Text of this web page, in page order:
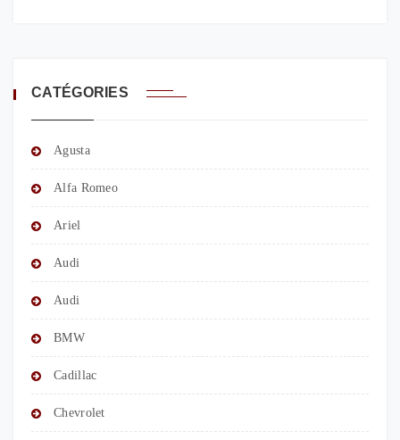
CATÉGORIES
Agusta
Alfa Romeo
Ariel
Audi
Audi
BMW
Cadillac
Chevrolet